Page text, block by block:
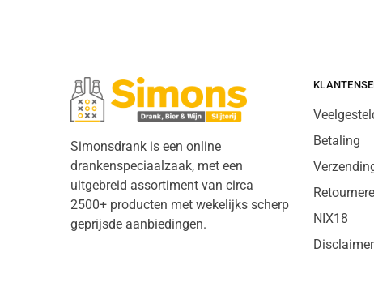
Simonsdrank is een online
drankenspeciaalzaak, met een
uitgebreid assortiment van circa
2500+ producten met wekelijks scherp
geprijsde aanbiedingen.
Betaling
NIX18
Disclaimer